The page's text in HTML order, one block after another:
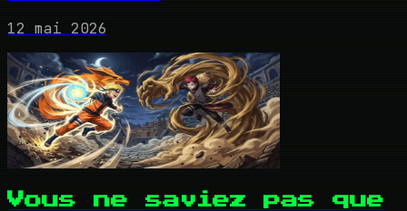
12 mai 2026
Vous ne saviez pas que